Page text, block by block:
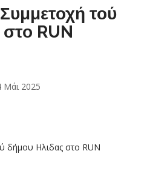
τού
RUN
Μάι 2025
δήμου Ηλιδας στο RUN